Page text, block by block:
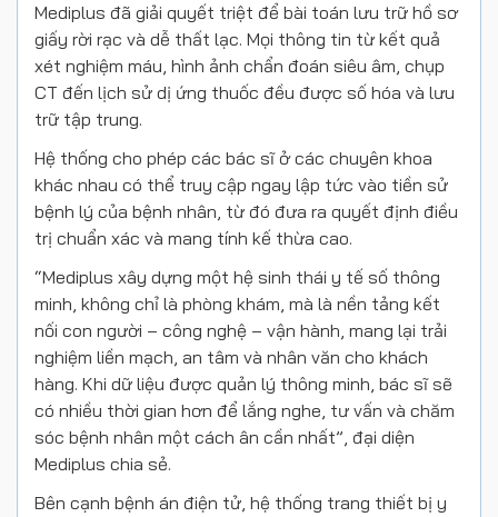
Mediplus đã giải quyết triệt để bài toán lưu trữ hồ sơ
giấy rời rạc và dễ thất lạc. Mọi thông tin từ kết quả
xét nghiệm máu, hình ảnh chẩn đoán siêu âm, chụp
CT đến lịch sử dị ứng thuốc đều được số hóa và lưu
trữ tập trung.
Hệ thống cho phép các bác sĩ ở các chuyên khoa
khác nhau có thể truy cập ngay lập tức vào tiền sử
bệnh lý của bệnh nhân, từ đó đưa ra quyết định điều
trị chuẩn xác và mang tính kế thừa cao.
“Mediplus xây dựng một hệ sinh thái y tế số thông
minh, không chỉ là phòng khám, mà là nền tảng kết
nối con người – công nghệ – vận hành, mang lại trải
nghiệm liền mạch, an tâm và nhân văn cho khách
hàng. Khi dữ liệu được quản lý thông minh, bác sĩ sẽ
có nhiều thời gian hơn để lắng nghe, tư vấn và chăm
sóc bệnh nhân một cách ân cần nhất”, đại diện
Mediplus chia sẻ.
Bên cạnh bệnh án điện tử, hệ thống trang thiết bị y